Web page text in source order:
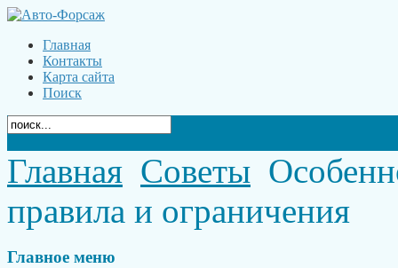
Главная
Контакты
Карта сайта
Поиск
Главная Советы
правила и ограничения
Главное меню